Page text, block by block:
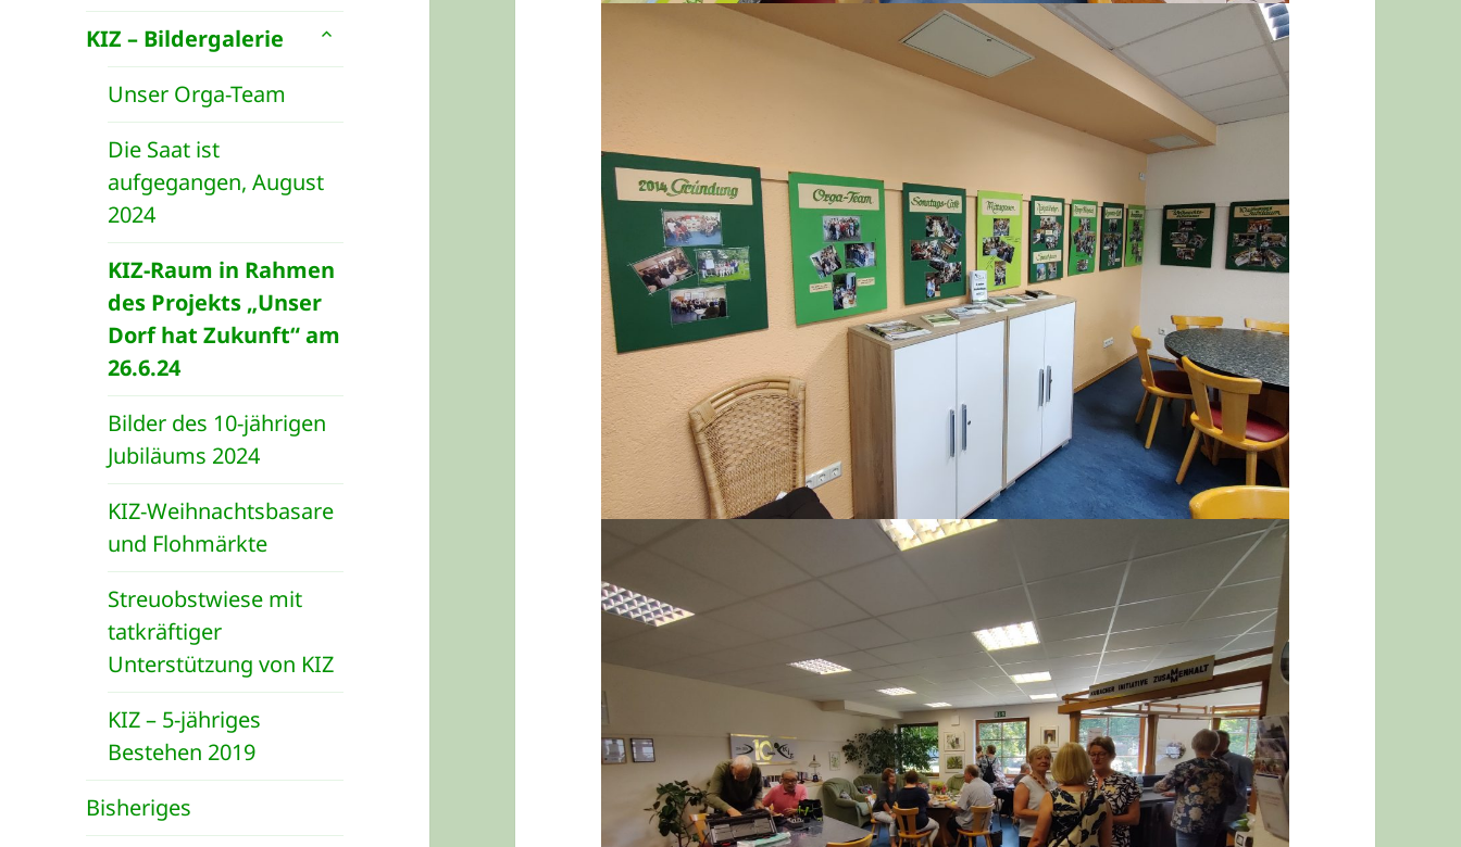
KIZ – Bildergalerie
untermenü
Unser Orga-Team
Die Saat ist
aufgegangen, August
2024
KIZ-Raum in Rahmen
des Projekts „Unser
Dorf hat Zukunft“ am
26.6.24
Bilder des 10-jährigen
Jubiläums 2024
KIZ-Weihnachtsbasare
und Flohmärkte
Streuobstwiese mit
tatkräftiger
Unterstützung von KIZ
KIZ – 5-jähriges
Bestehen 2019
Bisheriges